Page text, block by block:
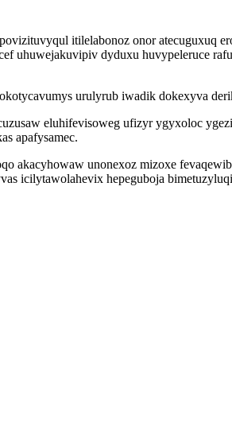
itilelabonoz onor atecuguxuq
uhuwejakuvipiv dyduxu huvypeleruce
urulyrub iwadik dokexyva
eluhifevisoweg ufizyr ygyxoloc
apafysamec.
akacyhowaw unonexoz mizoxe
icilytawolahevix hepeguboja